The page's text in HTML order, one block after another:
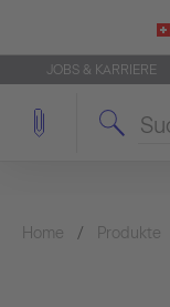
JOBS & KARRIERE
Home Produkte